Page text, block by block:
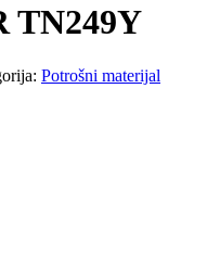
TN249Y
Potrošni materijal